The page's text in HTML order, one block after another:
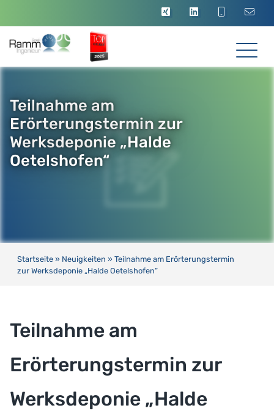
Teilnahme am
Erörterungstermin zur
Werksdeponie „Halde
Oetelshofen“
Startseite » Neuigkeiten » Teilnahme am Erörterungstermin
zur Werksdeponie „Halde Oetelshofen“
Teilnahme am
Erörterungstermin zur
Werksdeponie „Halde